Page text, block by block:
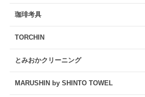
珈琲考具
TORCHIN
とみおかクリーニング
MARUSHIN by SHINTO TOWEL